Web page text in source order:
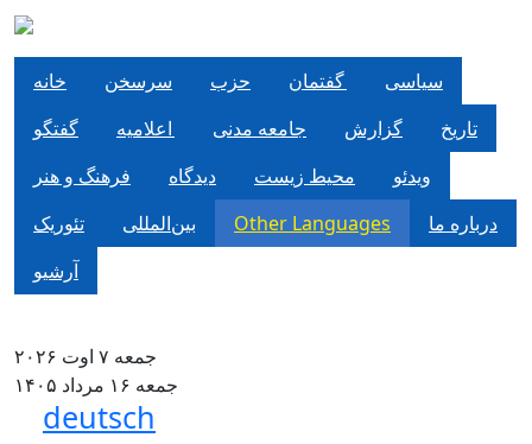
Pasar al contenido principal
خانه سرسخن حزب
سياسی
گفتگو
جامعه مدنی گزارش
تاریخ
فرهنگ و هنر
دیدگاه محیط زیست
ویدئو
تئوریک
بین‌المللی Other Languages
درباره ما
آرشیو
جمعه ۷ اوت ۲۰۲۶
جمعه ۱۶ مرداد ۱۴۰۵
deutsch